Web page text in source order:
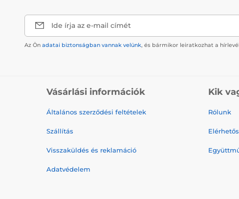
Ide írja az e-mail címét
Az Ön adatai biztonságban vannak velünk, és bármikor leiratkozhat a
Vásárlási információk
Általános szerződési feltételek
Szállítás
Visszaküldés és reklamáció
Adatvédelem
Kik
Rólunk